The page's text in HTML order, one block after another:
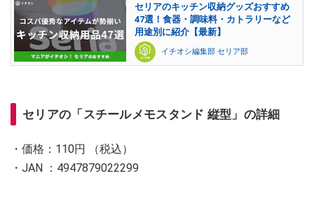
セリアのキッチン収納グッズおすすめ
47選！食器・調味料・カトラリーなど
用途別に紹介【最新】
イチオシ編集部 セリア部
セリアの「スチールメモスタンド 縦型」の詳細
・価格：110円 （税込）
・JAN ：4947879022299